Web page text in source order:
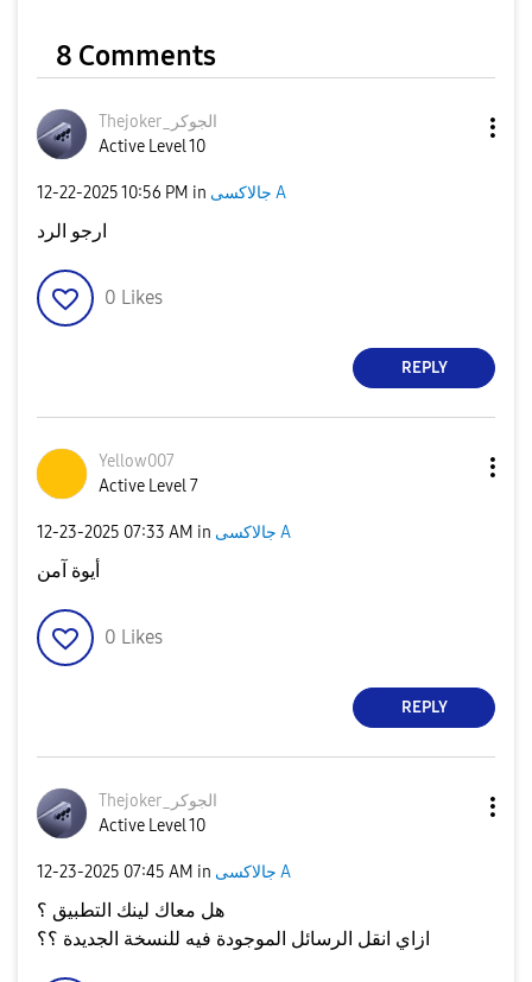
8 Comments
Thejoker_الجوكر
Active Level 10
‎12-22-202510:56 PM in جالاكسى A
ارجو الرد
0 Likes
REPLY
Yellow007
Active Level 7
‎12-23-2025 07:33 AM in جالاكسى A
أيوة آمن
0 Likes
REPLY
Thejoker_الجوكر
Active Level 10
‎12-23-2025 07:45 AM in جالاكسى A
هل معاك لينك التطبيق ؟
ازاي انقل الرسائل الموجودة فيه للنسخة الجديدة ؟؟